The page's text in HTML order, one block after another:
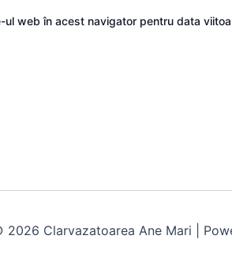
ul web în acest navigator pentru data
2026 Clarvazatoarea Ane Mari |